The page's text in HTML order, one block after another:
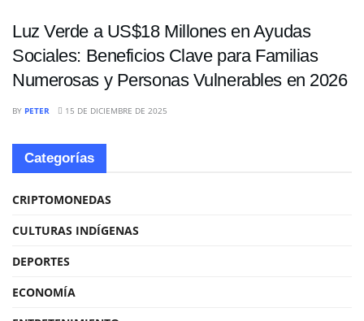
Luz Verde a US$18 Millones en Ayudas
Sociales: Beneficios Clave para Familias
Numerosas y Personas Vulnerables en 2026
BY PETER 15 DE DICIEMBRE DE 2025
Categorías
CRIPTOMONEDAS
CULTURAS INDÍGENAS
DEPORTES
ECONOMÍA